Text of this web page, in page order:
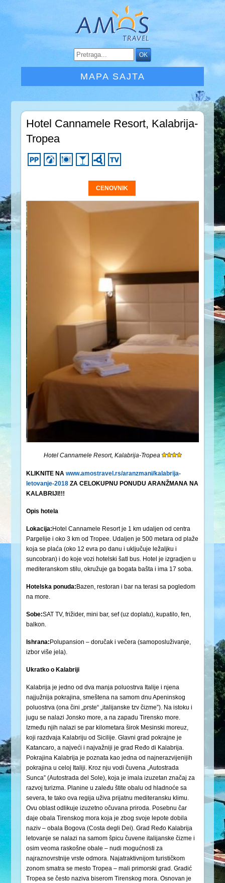
MAPA SAJTA
Hotel Cannamele Resort, Kalabrija-
Tropea
CENOVNIK
Hotel Cannamele Resort, Kalabrija-Tropea
KLIKNITE NAwww.amostravel.rs/aranzmani/kalabrija-
letovanje-2018 ZA CELOKUPNU PONUDU ARANŽMANA NA
KALABRIJI!!!
Opis hotela
Lokacija: Hotel Cannamele Resort je 1 km udaljen od centra
Pargelije i oko 3 km od Tropee. Udaljen je 500 metara od plaže
koja se plaća (oko 12 evra po danu i uključuje ležaljku i
suncobran) i do koje vozi hotelski šatl bus. Hotel je izgradjen u
mediteranskom stilu, okružuje ga bogata bašta i ima 17 soba.
Hotelska ponuda: Bazen, restoran i bar na terasi sa pogledom
na more.
Sobe:SAT TV, frižider, mini bar, sef (uz doplatu), kupatilo, fen,
balkon.
Ishrana: Polupansion – doručak i večera (samoposluživanje,
izbor više jela).
Ukratko o Kalabriji
Kalabrija je jedno od dva manja poluostrva Italije i njena
najjužnija pokrajina, smeštena na samom dnu Apeninskog
poluostrva (ona čini „prste“ „italijanske tzv čizme”). Na istoku i
jugu se nalazi Jonsko more, a na zapadu Tirensko more.
Između njih nalazi se par kilometara širok Mesinski moreuz,
koji razdvaja Kalabriju od Sicilije. Glavni grad pokrajne je
Katancaro, a najveći i najvažniji je grad Ređo di Kalabrija.
Pokrajina Kalabrija je poznata kao jedna od najnerazvijenijih
pokrajina u celoj Italiji. Kroz nju vodi čuvena „Autostrada
Sunca” (Autostrada del Sole), koja je imala izuzetan značaj za
razvoj turizma. Planine u zaleđu štite obalu od hladnoće sa
severa, te tako ova regija uživa prijatnu mediteransku klimu.
Ovu oblast odlikuje izuzetno očuvana priroda. Posebnu čar
daje obala Tirenskog mora koja je zbog svoje lepote dobila
naziv – obala Bogova (Costa degli Dei). Grad Ređo Kalabrija
letovanje se nalazi na samom špicu čuvene italijanske čizme i
osim veoma raskošne obale – nudi mogućnosti za
najraznovrstnije vrste odmora. Najatraktivnijom turističkom
zonom smatra se mesto Tropea – mali primorski grad. Gradić
Tropea se često naziva biserom Tirenskog mora. Osnovan je